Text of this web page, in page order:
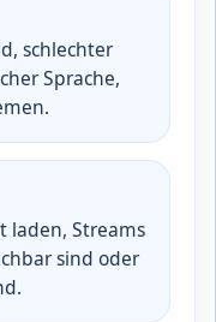
schlechter
Sprache,
laden, Streams
sind oder